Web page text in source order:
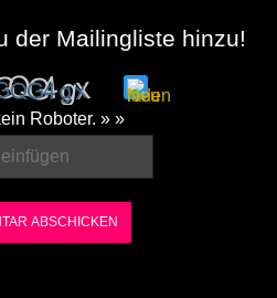
der Mailingliste hinzu!
Roboter. » »